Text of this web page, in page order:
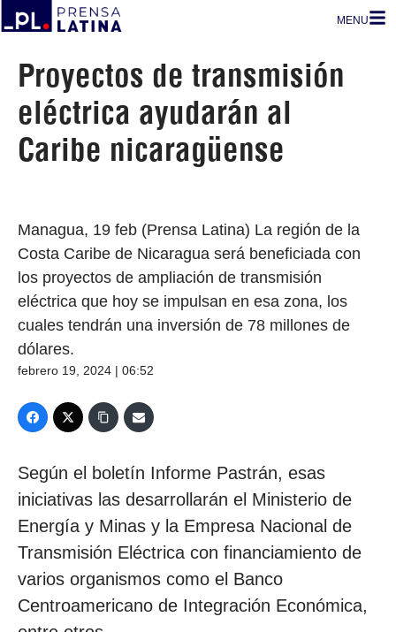
MENU
Proyectos de transmisión
eléctrica ayudarán al
Caribe nicaragüense
Managua, 19 feb (Prensa Latina) La región de la
Costa Caribe de Nicaragua será beneficiada con
los proyectos de ampliación de transmisión
eléctrica que hoy se impulsan en esa zona, los
cuales tendrán una inversión de 78 millones de
dólares.
febrero 19, 2024 | 06:52
Según el boletín Informe Pastrán, esas
iniciativas las desarrollarán el Ministerio de
Energía y Minas y la Empresa Nacional de
Transmisión Eléctrica con financiamiento de
varios organismos como el Banco
Centroamericano de Integración Económica,